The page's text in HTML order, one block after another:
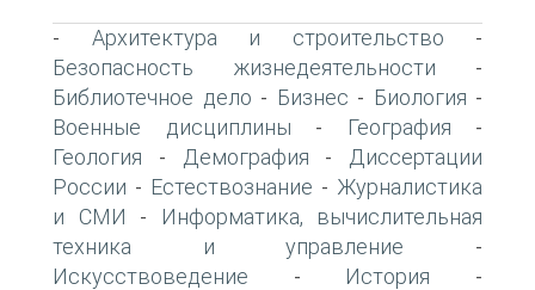
- Архитектура и строительство -
Безопасность жизнедеятельности -
Библиотечное дело - Бизнес - Биология -
Военные дисциплины - География -
Геология - Демография -
Диссертации
России - Естествознание - Журналистика
и СМИ -
Информатика, вычислительная
техника и управление -
Искусствоведение - История -